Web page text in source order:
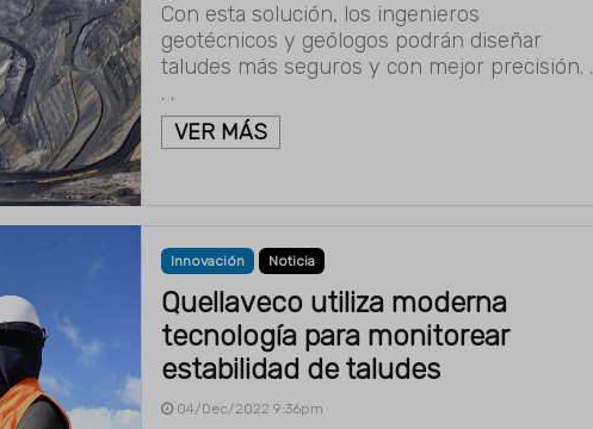
Con esta solución, los ingenieros
geotécnicos y geólogos podrán diseñar
taludes más seguros y con mejor precisión. .
. .
VER MÁS
Innovación Noticia
Quellaveco utiliza moderna
tecnología para monitorear
estabilidad de taludes
04/Dec/2022 9:36pm